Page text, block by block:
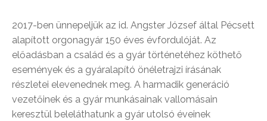
2017-ben ünnepeljük az id. Angster József által Pécsett
alapított orgonagyár 150 éves évfordulóját. Az
előadásban a család és a gyár történetéhez köthető
események és a gyáralapító önéletrajzi írásának
részletei elevenednek meg. A harmadik generáció
vezetőinek és a gyár munkásainak vallomásain
keresztül beleláthatunk a gyár utolsó éveinek